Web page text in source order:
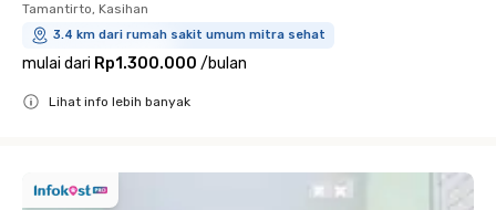
Tamantirto, Kasihan
3.4 km dari rumah sakit umum mitra sehat
mulai dari Rp1.300.000 /bulan
Lihat info lebih banyak